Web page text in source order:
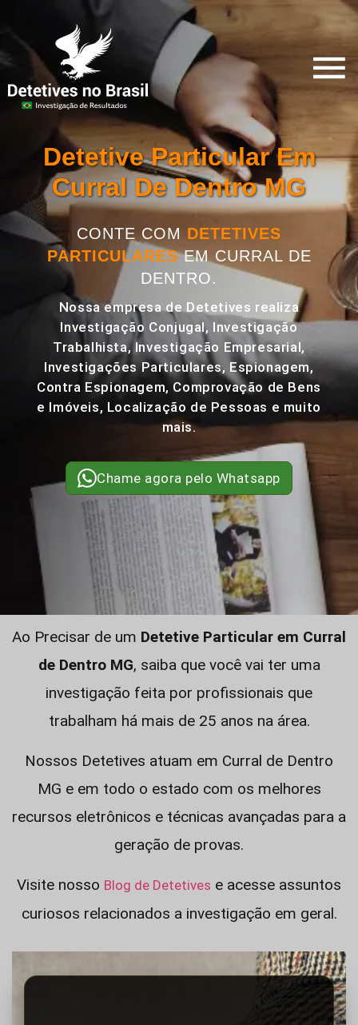
Detetive Particular Em
Curral De Dentro MG
CONTE COM DETETIVES
PARTICULARESEM CURRAL DE
DENTRO.
Nossa empresa de Detetives realiza
Investigação Conjugal, Investigação
Trabalhista, Investigação Empresarial,
Investigações Particulares, Espionagem,
Contra Espionagem, Comprovação de Bens
e Imóveis, Localização de Pessoas e muito
mais.
Chame agora pelo Whatsapp
Ao Precisar de um Detetive Particular em Curral
de Dentro MG, saiba que você vai ter uma
investigação feita por profissionais que
trabalham há mais de 25 anos na área.
Nossos Detetives atuam em Curral de Dentro
MG e em todo o estado com os melhores
recursos eletrônicos e técnicas avançadas para a
geração de provas.
Visite nosso Blog de Detetives e acesse assuntos
curiosos relacionados a investigação em geral.